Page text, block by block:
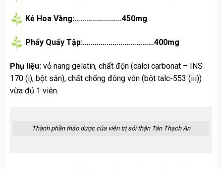
Kẻ Hoa Vàng:……………………450mg
Phẩy Quấy Tập:………………………………400mg
Phụ liệu:vỏ nang gelatin, chất độn (calci carbonat – INS
170 (i), bột sắn), chất chống đông vón (bột talc-553 (iii))
vừa đủ 1 viên.
Thành phần thảo dược của viên trị sỏi thận Tán Thạch An